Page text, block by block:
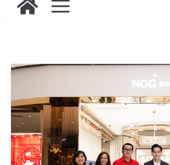
8.8 “ซูเลียน” รวม
ประเทศ จัดประชุ
“ดร.ปิยะวัฒน์” ถ่า
พร้อมฟรีคอนเสิร์ต
AirAsia X SEE
ยาวนานกว่า 20 ปี
อร่อย ยกเมนูระดั
ราชวงศ์” พุ่งทะย